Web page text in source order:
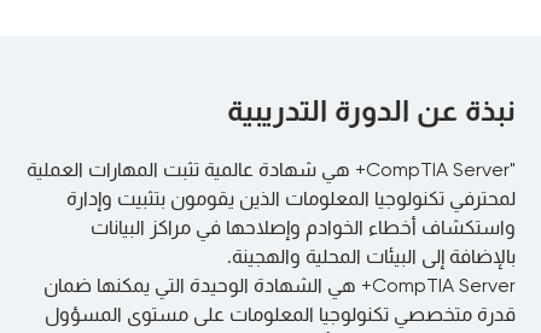
نبذة عن الدورة التدريبية
"CompTIA Server+ هي شهادة عالمية تثبت المهارات العملية
لمحترفي تكنولوجيا المعلومات الذين يقومون بتثبيت وإدارة
واستكشاف أخطاء الخوادم وإصلاحها في مراكز البيانات
بالإضافة إلى البيئات المحلية والهجينة.
CompTIA Server+ هي الشهادة الوحيدة التي يمكنها ضمان
قدرة متخصصي تكنولوجيا المعلومات على مستوى المسؤول